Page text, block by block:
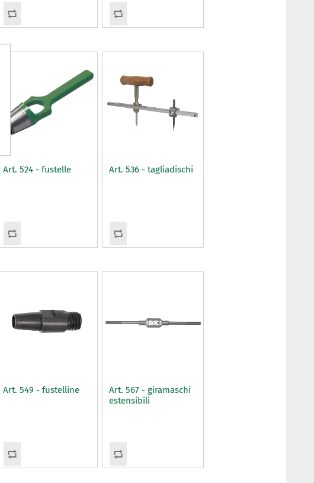
Art. 524 - fustelle Art. 536 - tagliadischi
Art. 549 - fustelline
Art. 567 - giramaschi
estensibili